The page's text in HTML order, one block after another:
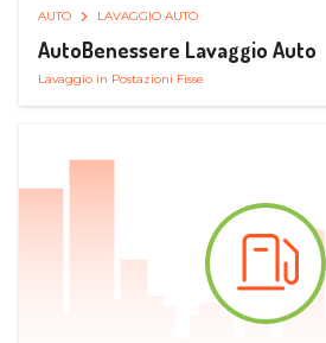
AUTO LAVAGGIO AUTO
AutoBenessere Lavaggio Auto
Lavaggio in Postazioni Fisse